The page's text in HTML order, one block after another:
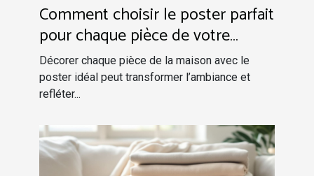
Comment choisir le poster parfait
pour chaque pièce de votre
maison ?
Décorer chaque pièce de la maison avec le
poster idéal peut transformer l’ambiance et
refléter...